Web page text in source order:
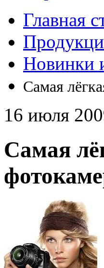
Главная
Новинки
Самая
16 июля
Самая